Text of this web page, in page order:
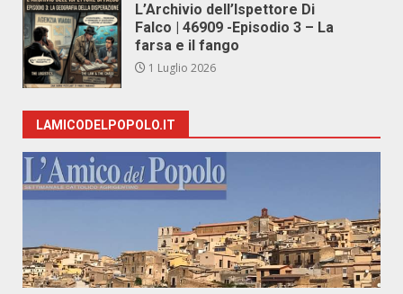
L’Archivio dell’Ispettore Di
Falco | 46909 -Episodio 3 – La
farsa e il fango
1 Luglio 2026
LAMICODELPOPOLO.IT